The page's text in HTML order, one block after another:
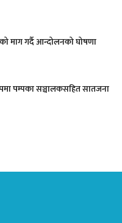
माग गर्दै आन्दोलनको घोषणा
पम्पका सञ्चालकसहित सातजना